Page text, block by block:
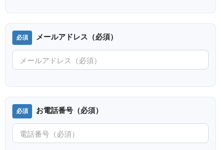
メールアドレス（必須）
お電話番号（必須）